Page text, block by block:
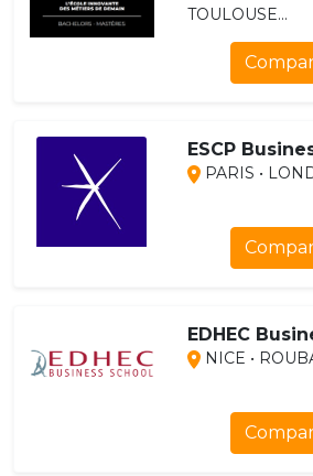
TOULOUSE...
ESCP
PARIS •
EDHEC
NICE •